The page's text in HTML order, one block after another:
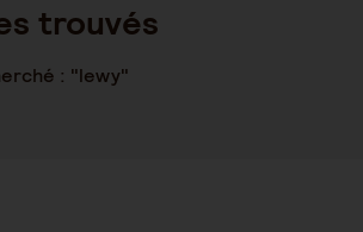
trouvés
: "lewy"